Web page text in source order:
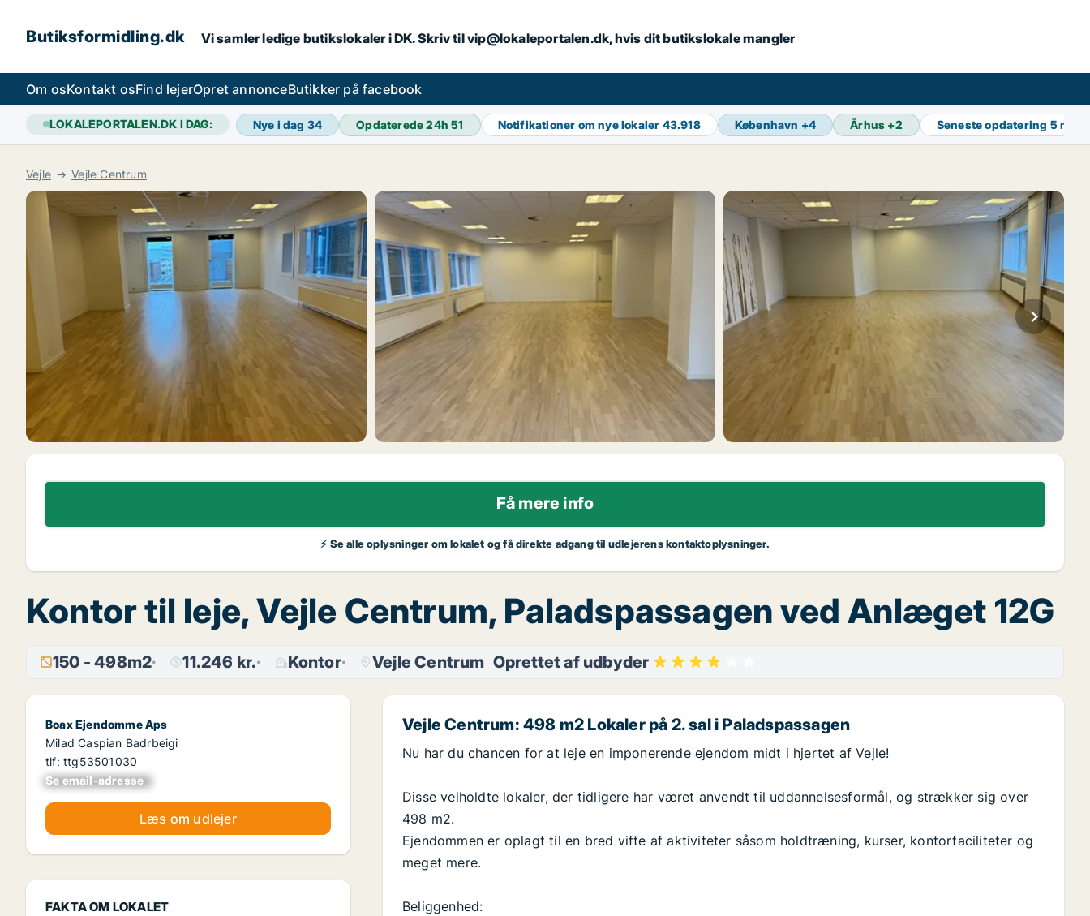
Butiksformidling.dk Vi samler ledige butikslokaler i DK. Skriv til vip@lokaleportalen.dk, hvis dit butikslokale mangler
Om osKontakt osFind lejerOpret annonceButikker på facebook
LOKALEPORTALEN.DK I DAG: Nye i dag 34 Opdaterede 24h51 Notifikationer om nye lokaler 43.918 København +4 Århus +2 Seneste opdatering 5 min
Vejle Vejle Centrum
Få mere info
⚡ Se alle oplysninger om lokalet og få direkte adgang til udlejerens kontaktoplysninger.
Kontor til leje, Vejle Centrum, Paladspassagen ved Anlæget 12G
150 - 498m2 11.246 kr. Kontor Vejle Centrum Oprettet af udbyder
Boax Ejendomme Aps
Milad Caspian Badrbeigi
tlf: ttg53501030
Se email-adresse
xxxxxxxxxxxxxxxx
Læs om udlejer
FAKTA OM LOKALET
Vejle Centrum: 498 m2 Lokaler på 2. sal i Paladspassagen
Nu har du chancen for at leje en imponerende ejendom midt i hjertet af Vejle!
Disse velholdte lokaler, der tidligere har været anvendt til uddannelsesformål, og strækker sig over
498 m2.
Ejendommen er oplagt til en bred vifte af aktiviteter såsom holdtræning, kurser, kontorfaciliteter og
meget mere.
Beliggenhed: